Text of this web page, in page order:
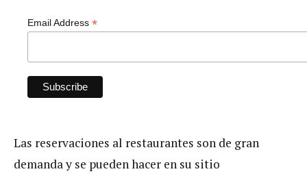
Email Address *
Las reservaciones al restaurantes son de gran
demanda y se pueden hacer en su sitio